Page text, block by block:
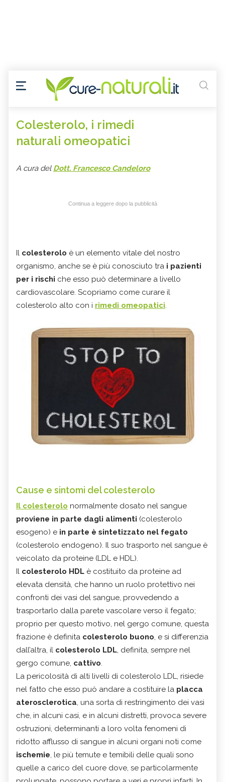
Colesterolo, i rimedi
naturali omeopatici
A cura del Dott. Francesco Candeloro
Continua a leggere dopo la pubblicità
Il colesterolo è un elemento vitale del nostro
organismo, anche se è più conosciuto tra i pazienti
per i rischi che esso può determinare a livello
cardiovascolare. Scopriamo come curare il
colesterolo alto con i rimedi omeopatici.
Cause e sintomi del colesterolo
Il colesterolo normalmente dosato nel sangue
proviene in parte dagli alimenti (colesterolo
esogeno) e in parte è sintetizzato nel fegato
(colesterolo endogeno). Il suo trasporto nel sangue è
veicolato da proteine (LDL e HDL).
Il colesterolo HDL è costituito da proteine ad
elevata densità, che hanno un ruolo protettivo nei
confronti dei vasi del sangue, provvedendo a
trasportarlo dalla parete vascolare verso il fegato;
proprio per questo motivo, nel gergo comune, questa
frazione è definita colesterolo buono, e si differenzia
dall’altra, il colesterolo LDL, definita, sempre nel
gergo comune, cattivo.
La pericolosità di alti livelli di colesterolo LDL, risiede
nel fatto che esso può andare a costituire la placca
aterosclerotica, una sorta di restringimento dei vasi
che, in alcuni casi, e in alcuni distretti, provoca severe
ostruzioni, determinanti a loro volta fenomeni di
ridotto afflusso di sangue in alcuni organi noti come
ischemie, le più temute e temibili delle quali sono
quelle a carico del cuore dove, se particolarmente